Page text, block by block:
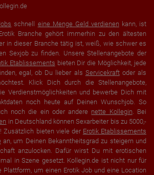
schnell eine Menge Geld verdienen kann, ist
Branche gehört immerhin zu den ältesten
in dieser Branche tätig ist, weiß, wie schwer es
Sexjob zu finden. Unsere Stellenangebote der
Etablissements bieten Dir die Möglichkeit, jede
egal, ob Du lieber als Servicekraftoder als
Klick Dich durch die Stellenangebote,
Verdienstmöglichkeiten und bewerbe Dich mit
noch heute auf Deinen Wunschjob. So
noch die ein oder andere nette Kollegin . Bei
in Deutschland können Sexarbeiter bis zu 5000,-
Zusätzlich bieten viele der Erotik Etablissements
an, um Deinen Bekanntheitsgrad zu steigern und
anzulocken. Dafür wirst Du mit erotischen
in Szene gesetzt. Kollegin.de ist nicht nur für
Plattform, um einen Erotik Job und eine Location